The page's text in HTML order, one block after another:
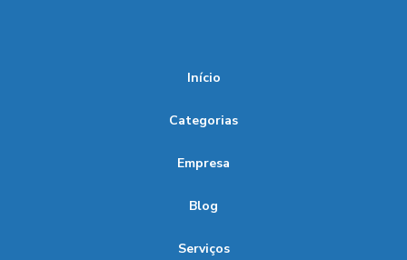
Início
Categorias
Empresa
Blog
Serviços